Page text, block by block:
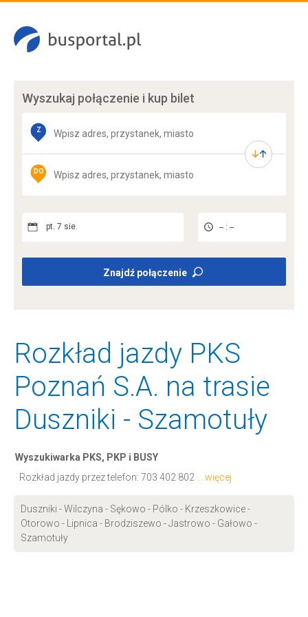
Wyszukaj połączenie i kup bilet
Z
DO
pt. 7 sie. -- : --
Znajdź połączenie
Rozkład jazdy PKS
Poznań S.A. na trasie
Duszniki - Szamotuły
Wyszukiwarka PKS, PKP i BUSY
Rozkład jazdy przez telefon: 703 402 802 ... więcej
Duszniki - Wilczyna - Sękowo - Pólko - Krzeszkowice -
Otorowo - Lipnica - Brodziszewo - Jastrowo - Gałowo -
Szamotuły